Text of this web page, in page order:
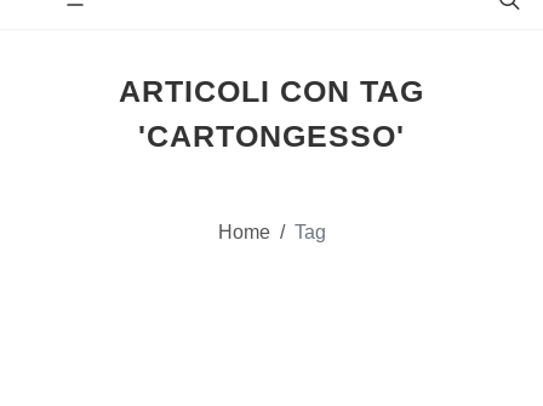
ARTICOLI CON TAG
'CARTONGESSO'
Home / Tag